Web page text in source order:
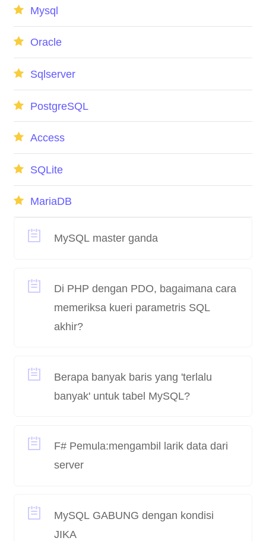
Mysql
Oracle
Sqlserver
PostgreSQL
Access
SQLite
MariaDB
MySQL master ganda
Di PHP dengan PDO, bagaimana cara
memeriksa kueri parametris SQL
akhir?
Berapa banyak baris yang 'terlalu
banyak' untuk tabel MySQL?
F# Pemula:mengambil larik data dari
server
MySQL GABUNG dengan kondisi
JIKA